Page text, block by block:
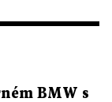
BMW s